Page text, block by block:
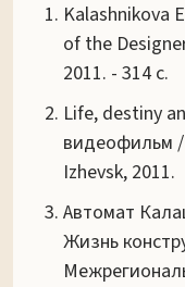
Kalashnikova
of the
2011. - 314 с.
Life, destiny
видеофильм /
Izhevsk, 2011.
Автомат
Жизнь